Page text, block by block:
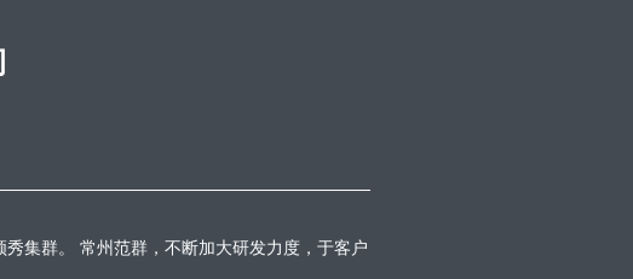
秀集群。 常州范群，不断加大研发力度，于客户